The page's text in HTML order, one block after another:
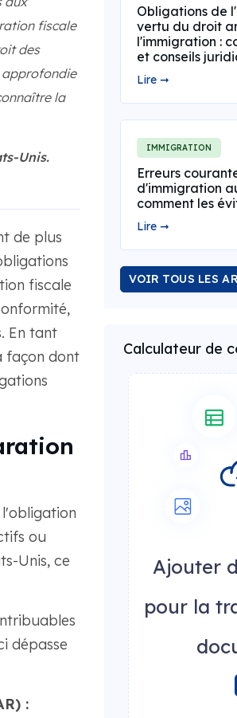
fiscale
des
approfondie
la
Unis.
de plus
fiscale
En tant
façon dont
ou
Unis, ce
dépasse
:
Obligations de
vertu du droit
l'immigration :
et conseils
Lire ➞
IMMIGRATION
Erreurs
d'immigration
comment les
Lire ➞
VOIR TOUS LES
Calculateur de
Ajouter
pour la